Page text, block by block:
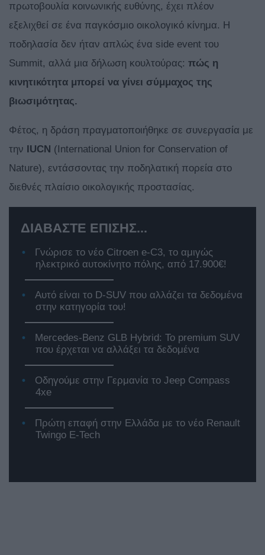
πρωτοβουλία κοινωνικής ευθύνης, έχει πλέον
εξελιχθεί σε ένα παγκόσμιο οικολογικό κίνημα. Η
ποδηλασία δεν ήταν απλώς ένα side event του
Summit, αλλά μια δήλωση κουλτούρας: πώς η
κινητικότητα μπορεί να γίνει σύμμαχος της
βιωσιμότητας.
Φέτος, η δράση πραγματοποιήθηκε σε συνεργασία με
την
IUCN (International Union for Conservation of
Nature), εντάσσοντας την ποδηλατική πορεία στο
διεθνές πλαίσιο οικολογικής προστασίας.
ΔΙΑΒΑΣΤΕ ΕΠΙΣΗΣ...
Γνώρισε το νέο Citroen e-C3, το αμιγώς
ηλεκτρικό αυτοκίνητο πόλης, από 17.900€!
Αυτό είναι το D-SUV που αλλάζει τα δεδομένα
στην κατηγορία του!
Mercedes-Benz GLB Hybrid: Το premium SUV
που έρχεται να αλλάξει τα δεδομένα
Οδηγούμε στην Γερμανία το Jeep Compass
4xe
Πρώτη επαφή στην Ελλάδα με το νέο Renault
Twingo E-Tech